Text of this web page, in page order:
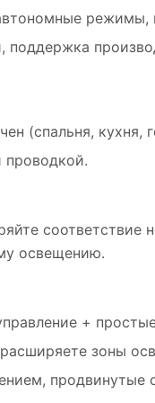
режимы,
поддержка
(спальня, кухня,
освещению.
+
зоны
продвинутые